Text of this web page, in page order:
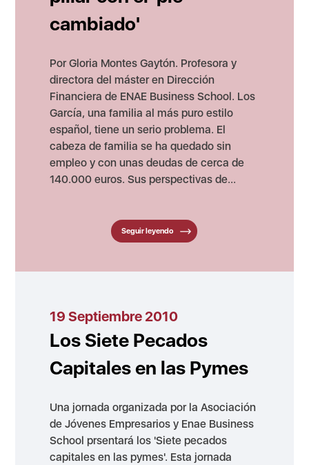
cambiado'
Por Gloria Montes Gaytón. Profesora y
directora del máster en Dirección
Financiera de ENAE Business School. Los
García, una familia al más puro estilo
español, tiene un serio problema. El
cabeza de familia se ha quedado sin
empleo y con unas deudas de cerca de
140.000 euros. Sus perspectivas de...
Seguir leyendo
19 Septiembre 2010
Los Siete Pecados
Capitales en las Pymes
Una jornada organizada por la Asociación
de Jóvenes Empresarios y Enae Business
School prsentará los 'Siete pecados
capitales en las pymes'. Esta jornada